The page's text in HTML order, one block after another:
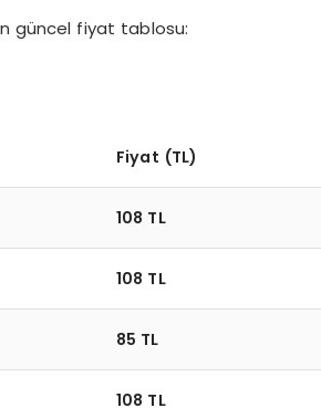
güncel fiyat tablosu:
Fiyat (TL)
108 TL
108 TL
85 TL
108 TL